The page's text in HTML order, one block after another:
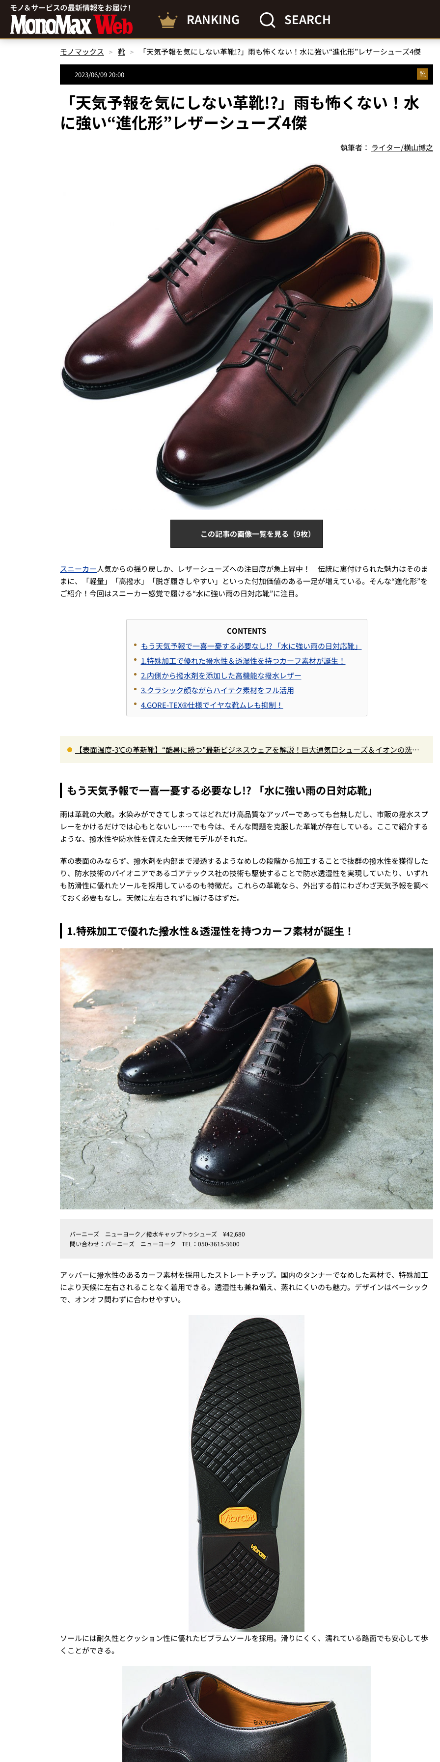
RANKING SEARCH
モノマックス 靴 「天気予報を気にしない革靴!?」雨も怖くない！水に強い“進化形”レザーシューズ4傑
2023/06/09 20:00 靴
「天気予報を気にしない革靴!?」雨も怖くない！水
に強い“進化形”レザーシューズ4傑
執筆者： ライター/横山博之
この記事の画像一覧を見る（9枚）
スニーカー人気からの揺り戻しか、レザーシューズへの注目度が急上昇中！ 伝統に裏付けられた魅力はそのま
まに、「軽量」「高撥水」「脱ぎ履きしやすい」といった付加価値のある一足が増えている。そんな“進化形”を
ご紹介！今回はスニーカー感覚で履ける“水に強い雨の日対応靴”に注目。
CONTENTS
もう天気予報で一喜一憂する必要なし!? 「水に強い雨の日対応靴」
1.特殊加工で優れた撥水性＆透湿性を持つカーフ素材が誕生！
2.内側から撥水剤を添加した高機能な撥水レザー
3.クラシック顔ながらハイテク素材をフル活用
4.GORE-TEX®仕様でイヤな靴ムレも抑制！
【表面温度-3℃の革新靴】“酷暑に勝つ”最新ビジネスウェアを解説！巨大通気口シューズ＆イオンの洗え
もう天気予報で一喜一憂する必要なし!? 「水に強い雨の日対応靴」
雨は革靴の大敵。水染みができてしまってはどれだけ高品質なアッパーであっても台無しだし、市販の撥水スプ
レーをかけるだけでは心もとないし……でも今は、そんな問題を克服した革靴が存在している。ここで紹介する
ような、撥水性や防水性を備えた全天候モデルがそれだ。
革の表面のみならず、撥水剤を内部まで浸透するようなめしの段階から加工することで抜群の撥水性を獲得した
り、防水技術のパイオニアであるゴアテックス社の技術も駆使することで防水透湿性を実現していたり、いずれ
も防滑性に優れたソールを採用しているのも特徴だ。これらの革靴なら、外出する前にわざわざ天気予報を調べ
ておく必要もなし。天候に左右されずに履けるはずだ。
1.特殊加工で優れた撥水性＆透湿性を持つカーフ素材が誕生！
バーニーズ ニューヨーク／撥水キャップトゥシューズ ¥42,680
問い合わせ：バーニーズ ニューヨーク TEL：050-3615-3600
アッパーに撥水性のあるカーフ素材を採用したストレートチップ。国内のタンナーでなめした素材で、特殊加工
により天候に左右されることなく着用できる。透湿性も兼ね備え、蒸れにくいのも魅力。デザインはベーシック
で、オンオフ問わずに合わせやすい。
ソールには耐久性とクッション性に優れたビブラムソールを採用。滑りにくく、濡れている路面でも安心して歩
くことができる。